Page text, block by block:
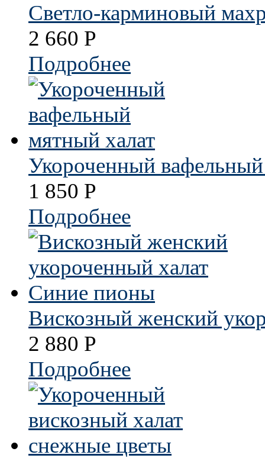
Светло-карминовый
2 660 Р
Подробнее
Укороченный
1 850 Р
Подробнее
Вискозный женский
2 880 Р
Подробнее